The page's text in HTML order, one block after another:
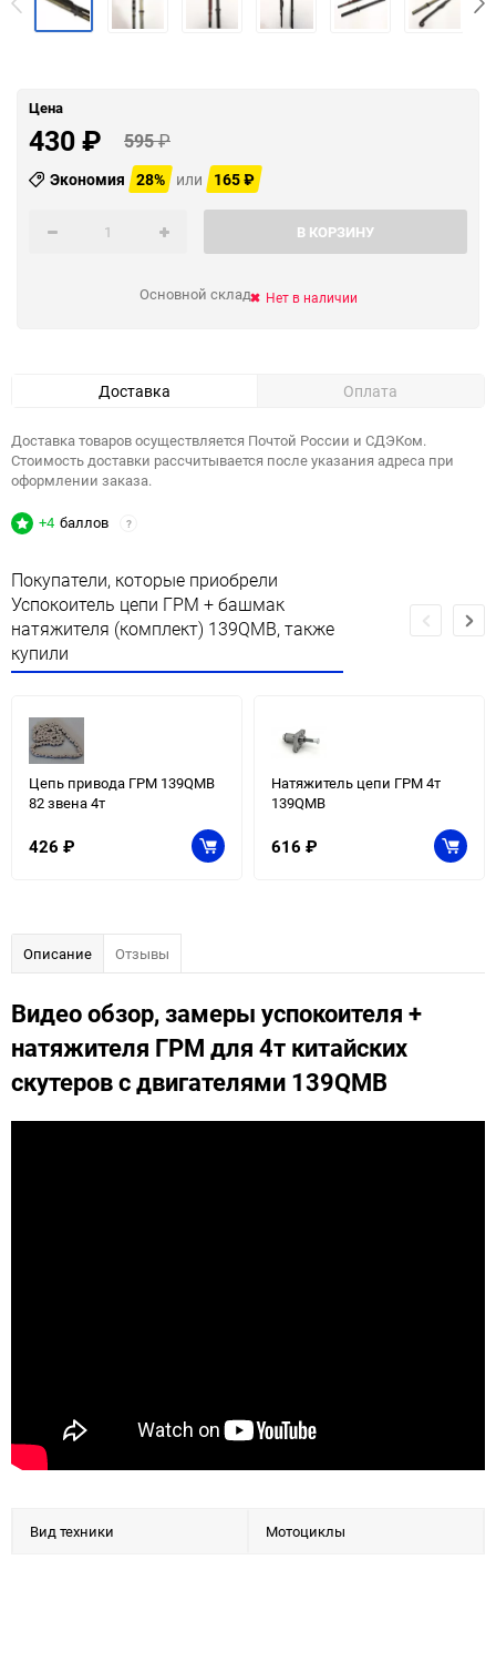
Цена
430₽ 595₽
Экономия 28% или 165₽
В КОРЗИНУ
Основной склад Нет в наличии
Доставка Оплата
Доставка товаров осуществляется Почтой России и СДЭКом.
Стоимость доставки рассчитывается после указания адреса при
оформлении заказа.
+4 баллов ?
Покупатели, которые приобрели
Успокоитель цепи ГРМ + башмак
натяжителя (комплект) 139QMB, также
купили
Цепь привода ГРМ 139QMB
82 звена 4т
426 ₽
Натяжитель цепи ГРМ 4т
139QMB
616 ₽
Описание Отзывы
Видео обзор, замеры успокоителя +
натяжителя ГРМ для 4т китайских
скутеров с двигателями 139QMB
Вид техники Мотоциклы